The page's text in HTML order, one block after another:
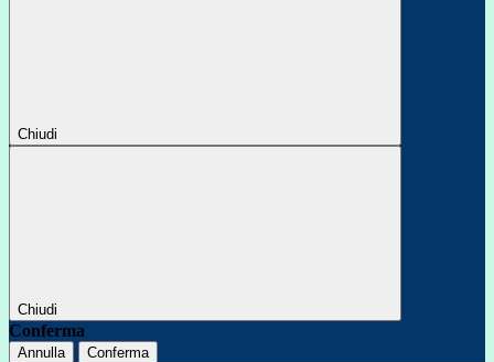
Chiudi
Chiudi
Conferma
Annulla Conferma